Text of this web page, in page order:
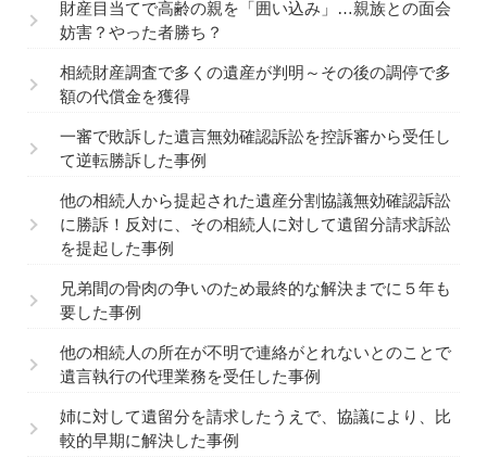
財産目当てで高齢の親を「囲い込み」…親族との面会
妨害？やった者勝ち？
相続財産調査で多くの遺産が判明～その後の調停で多
額の代償金を獲得
一審で敗訴した遺言無効確認訴訟を控訴審から受任し
て逆転勝訴した事例
他の相続人から提起された遺産分割協議無効確認訴訟
に勝訴！反対に、その相続人に対して遺留分請求訴訟
を提起した事例
兄弟間の骨肉の争いのため最終的な解決までに５年も
要した事例
他の相続人の所在が不明で連絡がとれないとのことで
遺言執行の代理業務を受任した事例
姉に対して遺留分を請求したうえで、協議により、比
較的早期に解決した事例